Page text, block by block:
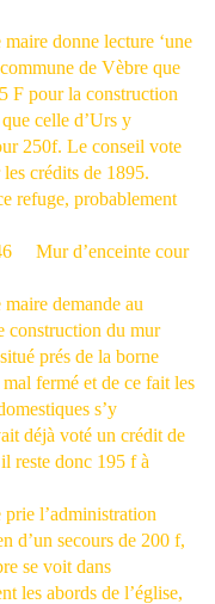
maire donne lecture ‘une
de Vèbre que
F pour la construction
celle d’Urs y
250f. Le conseil vote
crédits de 1895.
refuge, probablement
Mur d’enceinte cour
maire demande au
construction du mur
prés de la borne
fermé et de ce fait les
s’y
déjà voté un crédit de
il reste donc 195 f à
l’administration
d’un secours de 200 f,
se voit dans
les abords de l’église,